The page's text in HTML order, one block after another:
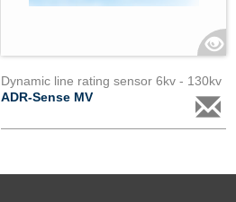
Dynamic line rating sensor 6kv - 130kv
ADR-Sense MV